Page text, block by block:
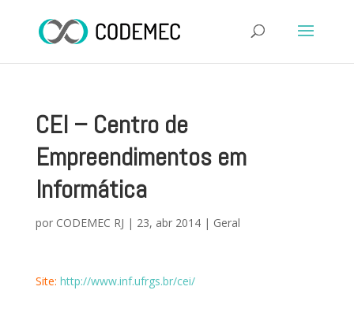
CEI – Centro de
Empreendimentos em
Informática
por CODEMEC RJ | 23, abr 2014| Geral
Site: http://www.inf.ufrgs.br/cei/